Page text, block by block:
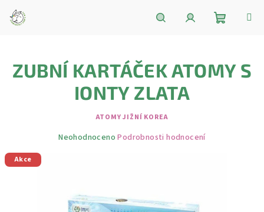
obsah
košík
ZUBNÍ KARTÁČEK ATOMY S
IONTY ZLATA
ATOMY JIŽNÍ KOREA
Průměrné
Neohodnoceno Podrobnosti hodnocení
Akce